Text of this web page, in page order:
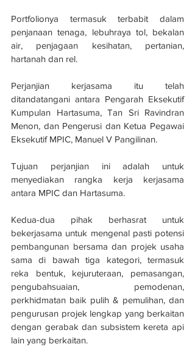
Portfolionya termasuk terbabit dalam
penjanaan tenaga, lebuhraya tol, bekalan
air, penjagaan kesihatan, pertanian,
hartanah dan rel.
Perjanjian kerjasama itu telah
ditandatangani antara Pengarah Eksekutif
Kumpulan Hartasuma, Tan Sri Ravindran
Menon, dan Pengerusi dan Ketua Pegawai
Eksekutif MPIC, Manuel V Pangilinan.
Tujuan perjanjian ini adalah untuk
menyediakan rangka kerja kerjasama
antara MPIC dan Hartasuma.
Kedua-dua pihak berhasrat untuk
bekerjasama untuk mengenal pasti potensi
pembangunan bersama dan projek usaha
sama di bawah tiga kategori, termasuk
reka bentuk, kejuruteraan, pemasangan,
pengubahsuaian, pemodenan,
perkhidmatan baik pulih & pemulihan, dan
pengurusan projek lengkap yang berkaitan
dengan gerabak dan subsistem kereta api
lain yang berkaitan.